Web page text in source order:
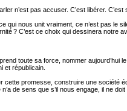
n’est pas accuser. C’est libérer.
qui nous unit vraiment, ce n’est pas le
? C’est ce choix qui dessinera notre
toute sa force, nommer
et républicain.
cette promesse, construire une
de sens que s’il nous engage, il ne